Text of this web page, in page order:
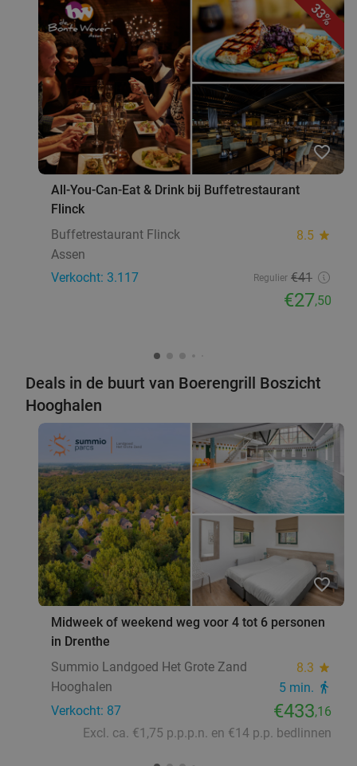
33%
favorite_border
All-You-Can-Eat & Drink bij Buffetrestaurant
Flinck
Buffetrestaurant Flinck
8.5 star
Assen
Verkocht: 3.117
Regulier €41
€27,50
Deals in de buurt van Boerengrill Boszicht
Hooghalen
favorite_border
Midweek of weekend weg voor 4 tot 6 personen
in Drenthe
Summio Landgoed Het Grote Zand
8.3 star
Hooghalen 5 min. directions_walk
Verkocht: 87 €433,16
Excl. ca. €1,75 p.p.p.n. en €14 p.p. bedlinnen